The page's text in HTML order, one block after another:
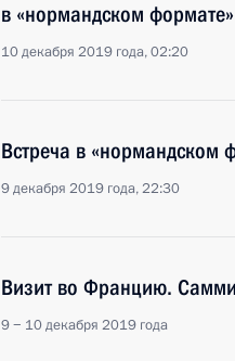
в «нормандском формате»
10 декабря 2019 года, 02:20
Встреча в «нормандском
9 декабря 2019 года, 22:30
Визит во Францию.
9 − 10 декабря 2019 года